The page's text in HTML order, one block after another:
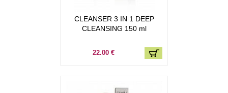
CLEANSER 3 IN 1 DEEP
CLEANSING 150 ml
22.00 €